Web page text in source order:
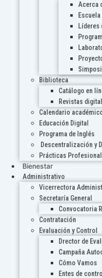
Acerca
Líderes
Biblioteca
Catálogo en
Revistas
Calendario
Educación Digital
Programa de Inglés
Descentralización y
Prácticas
Bienestar
Administrativo
Vicerrectora
Secretaría General
Convocatoria
Contratación
Evaluación y Control
Drector de
Campaña
Cómo Vamos
Entes de control